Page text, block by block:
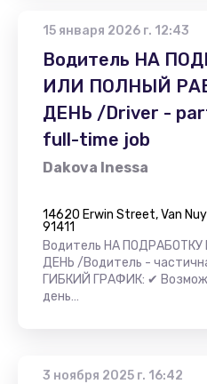
15 января 2026 г. 12:43
Водитель НА
ИЛИ ПОЛНЫЙ
ДЕНЬ /Driver -
full-time job
Dakova Inessa
14620 Erwin Street, Van
91411
Водитель НА
ДЕНЬ /Водитель -
ГИБКИЙ ГРАФИК: ✔
день…
3 ноября 2025 г. 16:42